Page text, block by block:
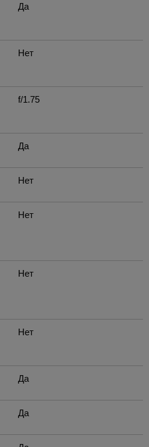
Да
Нет
f/1.75
Да
Нет
Нет
Нет
Нет
Да
Да